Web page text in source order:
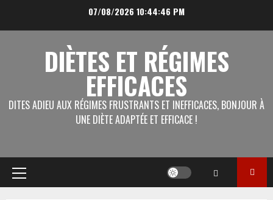
07/08/2026 10:44:46 PM
DIÈTES ET RÉGIMES
EFFICACES
DITES ADIEU AUX RÉGIMES FRUSTRANTS ET INEFFICACES, BONJOUR À
UNE DIÈTE ADAPTÉE ET EFFICACE !
Menu
principal